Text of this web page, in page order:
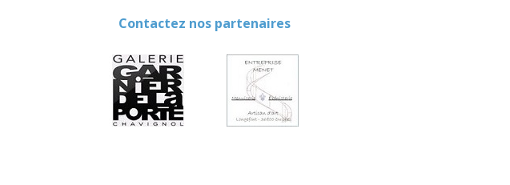
Contactez nos partenaires